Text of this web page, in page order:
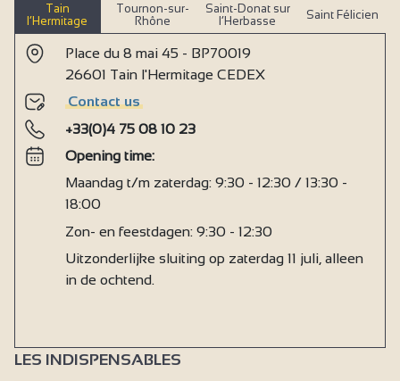
Tain
l’Hermitage
Tournon-sur-
Rhône
Saint-Donat sur
l’Herbasse
Saint Félicien
Place du 8 mai 45 - BP70019
26601 Tain l'Hermitage CEDEX
Contact us
+33(0)4 75 08 10 23
Opening time:
Maandag t/m zaterdag: 9:30 - 12:30 / 13:30 -
18:00
Zon- en feestdagen: 9:30 - 12:30
Uitzonderlijke sluiting op zaterdag 11 juli, alleen
in de ochtend.
LES INDISPENSABLES